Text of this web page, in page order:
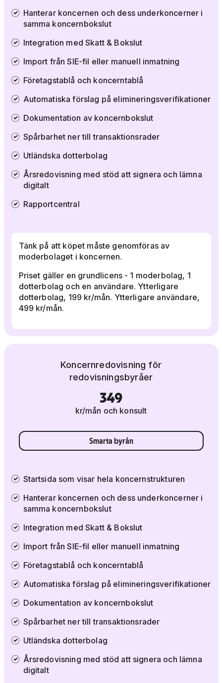
Hanterar koncernen och dess underkoncerner i
samma koncernbokslut
Integration med Skatt & Bokslut
Import från SIE-fil eller manuell inmatning
Företagstablå och koncerntablå
Automatiska förslag på elimineringsverifikationer
Dokumentation av koncernbokslut
Spårbarhet ner till transaktionsrader
Utländska dotterbolag
Årsredovisning med stöd att signera och lämna
digitalt
Rapportcentral
Tänk på att köpet måste genomföras av
moderbolaget i koncernen.
Priset gäller en grundlicens - 1 moderbolag, 1
dotterbolag och en användare. Ytterligare
dotterbolag, 199 kr/mån. Ytterligare användare,
499 kr/mån.
Koncernredovisning för
redovisningsbyråer
349
kr/mån och konsult
Smarta byrån
Startsida som visar hela koncernstrukturen
Hanterar koncernen och dess underkoncerner i
samma koncernbokslut
Integration med Skatt & Bokslut
Import från SIE-fil eller manuell inmatning
Företagstablå och koncerntablå
Automatiska förslag på elimineringsverifikationer
Dokumentation av koncernbokslut
Spårbarhet ner till transaktionsrader
Utländska dotterbolag
Årsredovisning med stöd att signera och lämna
digitalt